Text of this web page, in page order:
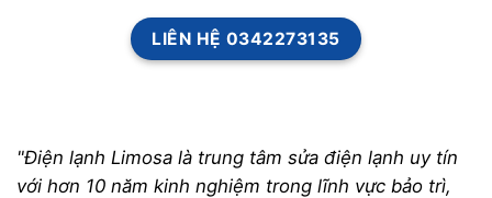
LIÊN HỆ 0342273135
"Điện lạnh Limosa là trung tâm sửa điện lạnh uy tín
với hơn 10 năm kinh nghiệm trong lĩnh vực bảo trì,